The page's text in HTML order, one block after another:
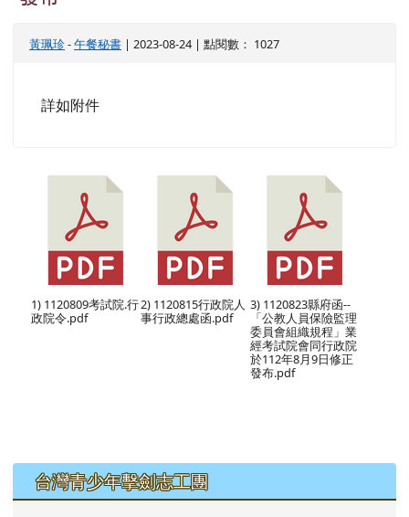
黃珮珍-午餐秘書 | 2023-08-24 | 點閱數： 1027
詳如附件
1) 1120809考試院.行
政院令.pdf
2) 1120815行政院人
事行政總處函.pdf
3) 1120823縣府函--
「公教人員保險監理
委員會組織規程」業
經考試院會同行政院
於112年8月9日修正
發布.pdf
左邊區域內容
台灣青少年擊劍志工團